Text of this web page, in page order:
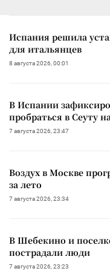
Испания решила
для итальянцев
8 августа 2026, 00:01
В Испании
пробраться в Сеуту
7 августа 2026, 23:47
Воздух в Москве
за лето
7 августа 2026, 23:34
В Шебекино и
пострадали люди
7 августа 2026, 23:23